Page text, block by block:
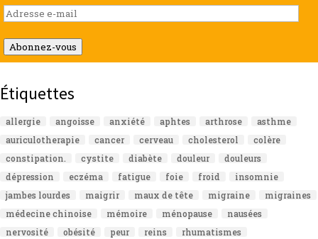
Adresse
e-
mail
Abonnez-vous
Étiquettes
allergie angoisse anxiété aphtes arthrose
asthme
auriculotherapie
cancer cerveau cholesterol
colère
constipation.
cystite diabète douleur
douleurs
dépression
eczéma fatigue foie froid
insomnie
jambes lourdes
maigrir maux de tête migraine
migraines
médecine chinoise
mémoire ménopause
nausées
nervosité
obésité peur reins
rhumatismes